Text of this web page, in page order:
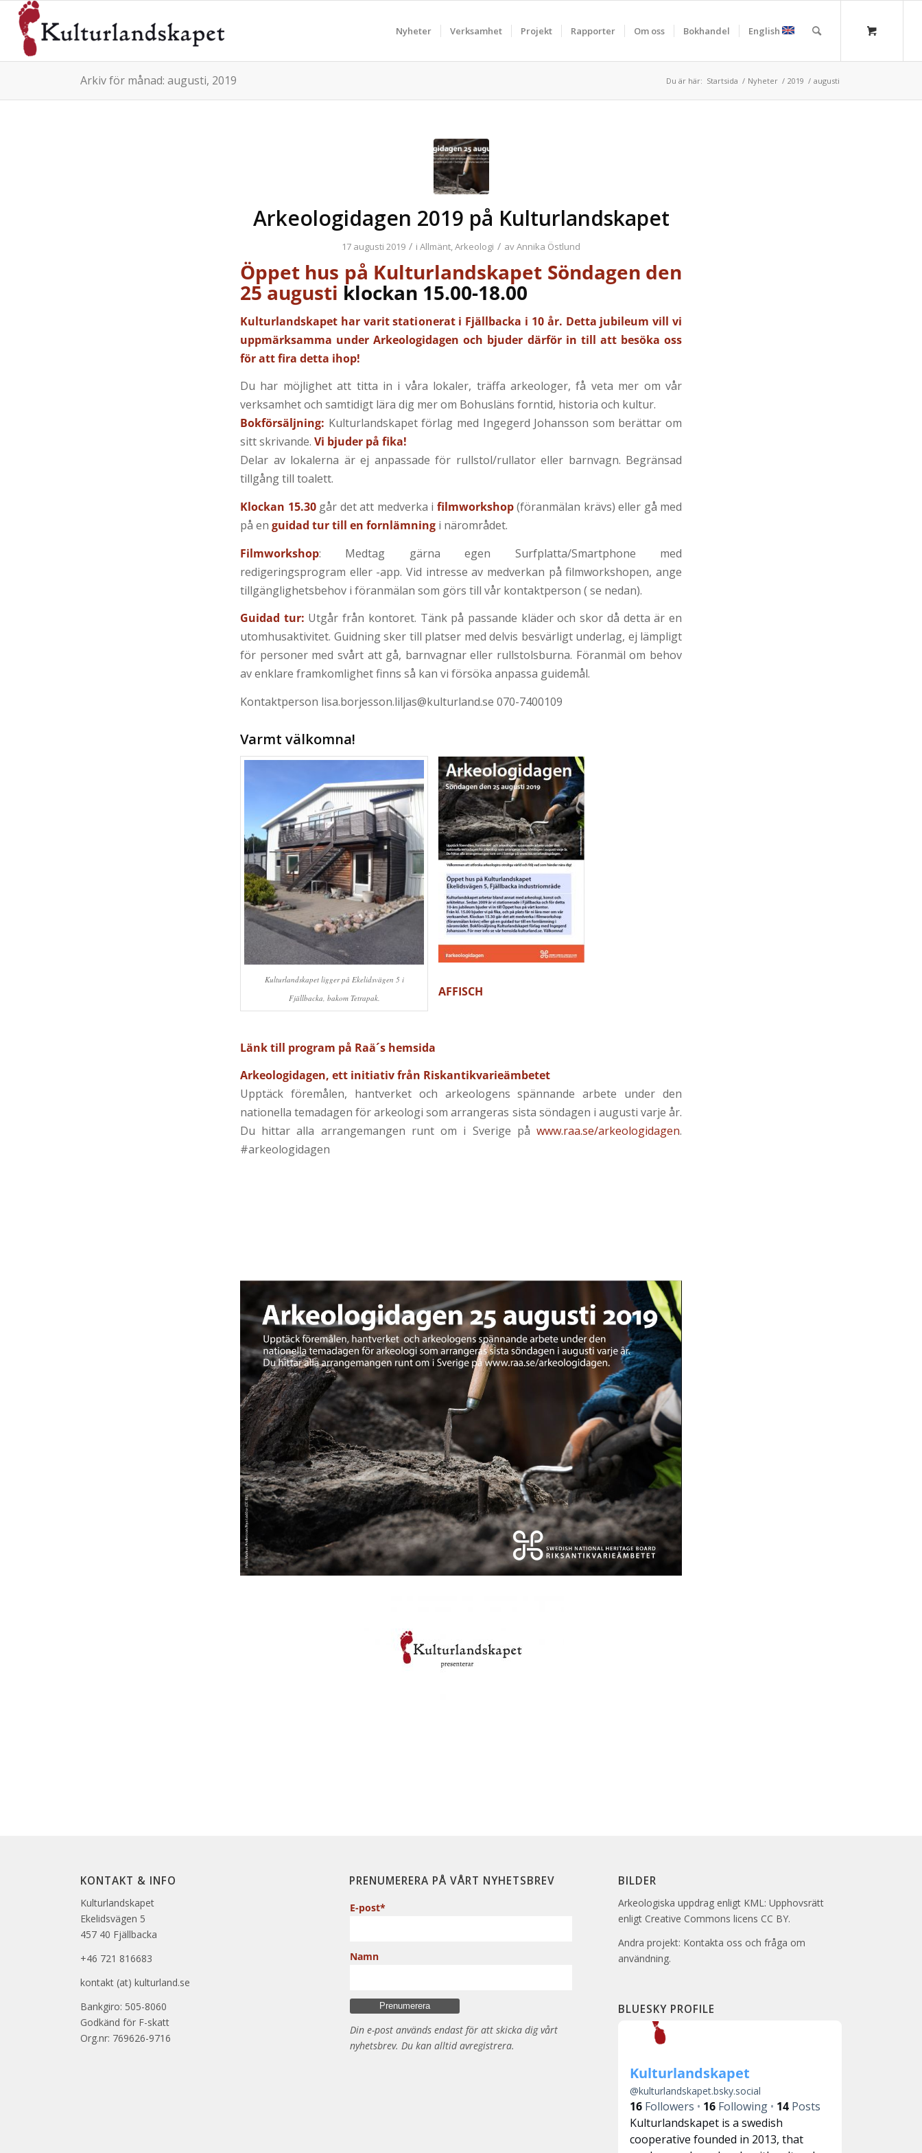
Nyheter Verksamhet Projekt Rapporter Om oss Bokhandel English
Arkiv för månad: augusti, 2019 Du är här: Startsida / Nyheter / 2019 / augusti
Arkeologidagen 2019 på Kulturlandskapet
17 augusti 2019 / i Allmänt,Arkeologi / avAnnika Östlund
Öppet hus på Kulturlandskapet Söndagen den
25 augusti klockan 15.00-18.00
Kulturlandskapet har varit stationerat i Fjällbacka i 10 år. Detta jubileum vill vi
uppmärksamma under Arkeologidagen och bjuder därför in till att besöka oss
för att fira detta ihop!
Du har möjlighet att titta in i våra lokaler, träffa arkeologer, få veta mer om vår
verksamhet och samtidigt lära dig mer om Bohusläns forntid, historia och kultur.
Bokförsäljning: Kulturlandskapet förlag med Ingegerd Johansson som berättar om
sitt skrivande. Vi bjuder på fika!
Delar av lokalerna är ej anpassade för rullstol/rullator eller barnvagn. Begränsad
tillgång till toalett.
Klockan 15.30går det att medverka i filmworkshop(föranmälan krävs) eller gå med
på en guidad tur till en fornlämning i närområdet.
Filmworkshop: Medtag gärna egen Surfplatta/Smartphone med
redigeringsprogram eller -app. Vid intresse av medverkan på filmworkshopen, ange
tillgänglighetsbehov i föranmälan som görs till vår kontaktperson ( se nedan).
Guidad tur: Utgår från kontoret. Tänk på passande kläder och skor då detta är en
utomhusaktivitet. Guidning sker till platser med delvis besvärligt underlag, ej lämpligt
för personer med svårt att gå, barnvagnar eller rullstolsburna. Föranmäl om behov
av enklare framkomlighet finns så kan vi försöka anpassa guidemål.
Kontaktperson lisa.borjesson.liljas@kulturland.se 070-7400109
Varmt välkomna!
Kulturlandskapet ligger på Ekelidsvägen 5 i
Fjällbacka, bakom Tetrapak.
AFFISCH
Länk till program på Raä´s hemsida
Arkeologidagen, ett initiativ från Riskantikvarieämbetet
Upptäck föremålen, hantverket och arkeologens spännande arbete under den
nationella temadagen för arkeologi som arrangeras sista söndagen i augusti varje år.
Du hittar alla arrangemangen runt om i Sverige på www.raa.se/arkeologidagen.
#arkeologidagen
KONTAKT & INFO
Kulturlandskapet
Ekelidsvägen 5
457 40 Fjällbacka
+46 721 816683
kontakt (at) kulturland.se
Bankgiro: 505-8060
Godkänd för F-skatt
Org.nr: 769626-9716
PRENUMERERA PÅ VÅRT NYHETSBREV
E-post*
Namn
Din e-post används endast för att skicka dig vårt
nyhetsbrev. Du kan alltid avregistrera.
BILDER
Arkeologiska uppdrag enligt KML: Upphovsrätt
enligt Creative Commons licens CC BY.
Andra projekt: Kontakta oss och fråga om
användning.
BLUESKY PROFILE
Kulturlandskapet
@kulturlandskapet.bsky.social
16 Followers 16 Following 14 Posts
Kulturlandskapet is a swedish
cooperative founded in 2013, that